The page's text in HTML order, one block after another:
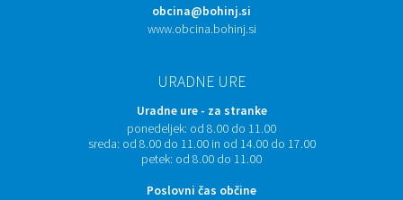
obcina@bohinj.si
www.obcina.bohinj.si
URADNE URE
Uradne ure - za stranke
ponedeljek: od 8.00 do 11.00
sreda: od 8.00 do 11.00 in od 14.00 do 17.00
petek: od 8.00 do 11.00
Poslovni čas občine